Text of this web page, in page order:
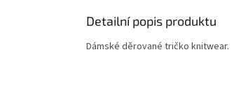
Detailní popis produktu
Dámské děrované tričko knitwear.